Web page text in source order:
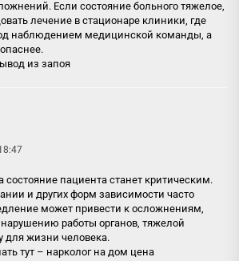
Если состояние больного тяжелое,
лечение в стационаре клиники, где
наблюдением медицинской команды, а
из запоя
состояние пациента станет критическим.
и других форм зависимости часто
может привести к осложнениям,
работы органов, тяжелой
для жизни человека.
тут – нарколог на дом цена